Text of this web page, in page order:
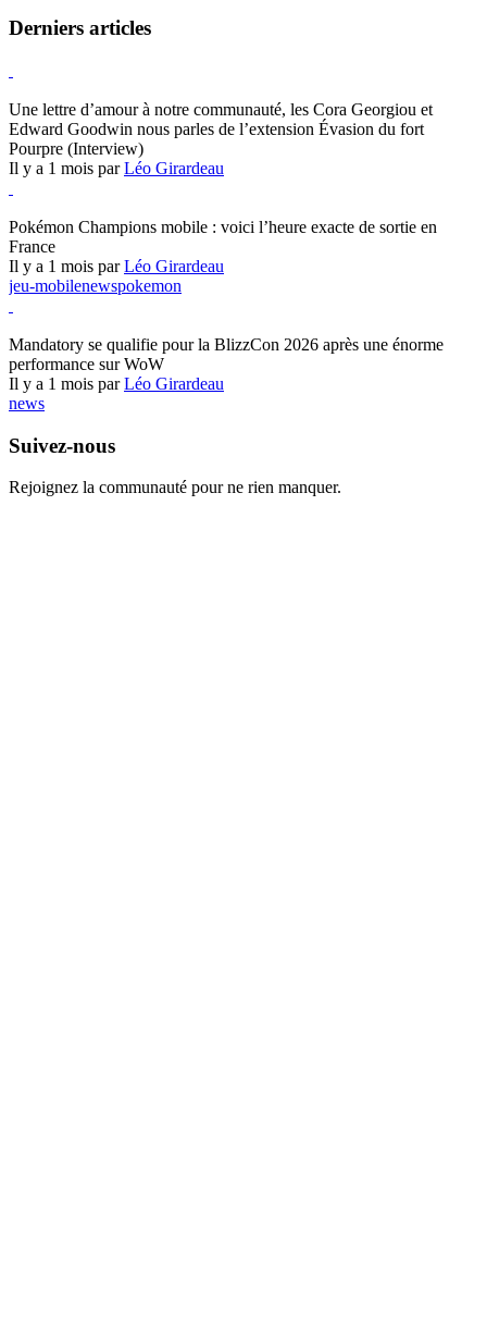
Derniers articles
Une lettre d’amour à notre communauté, les Cora Georgiou et
Edward Goodwin nous parles de l’extension Évasion du fort
Pourpre (Interview)
Il y a 1 mois parLéo Girardeau
Pokémon Champions mobile : voici l’heure exacte de sortie en
France
Il y a 1 mois parLéo Girardeau
jeu-mobilenewspokemon
Mandatory se qualifie pour la BlizzCon 2026 après une énorme
performance sur WoW
Il y a 1 mois parLéo Girardeau
news
Suivez-nous
Rejoignez la communauté pour ne rien manquer.